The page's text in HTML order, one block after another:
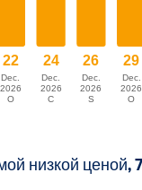
низкой ценой,